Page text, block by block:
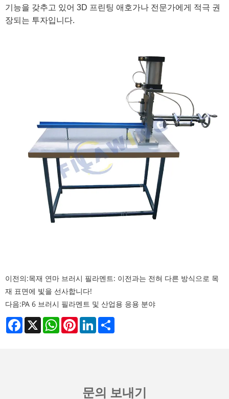
기능을 갖추고 있어 3D 프린팅 애호가나 전문가에게 적극 권
장되는 투자입니다.
이전의:목재 연마 브러시 필라멘트: 이전과는 전혀 다른 방식으로 목
재 표면에 빛을 선사합니다!
다음:PA 6 브러시 필라멘트 및 산업용 응용 분야
Facebook
X WhatsAppPinterestLinkedIn
문의 보내기